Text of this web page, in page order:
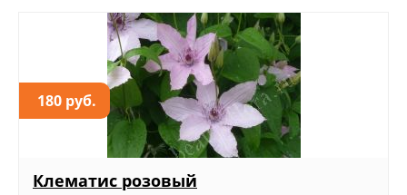
180 руб.
Клематис розовый